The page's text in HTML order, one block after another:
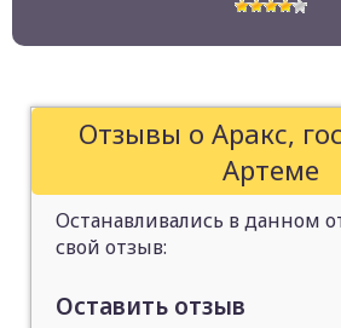
Отзывы о Аракс,
Артеме
Останавливались в данном
свой отзыв:
Оставить отзыв